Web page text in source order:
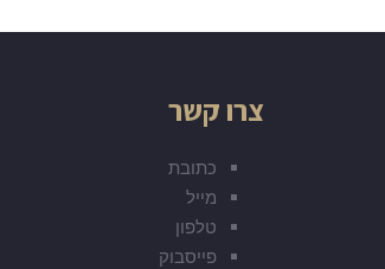
צרו קשר
כתובת
מייל
טלפון
פייסבוק